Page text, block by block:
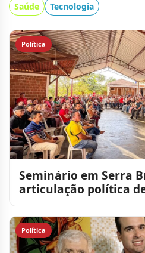
Saúde
Tecnologia
Política
Seminário em Serra
articulação política
Política